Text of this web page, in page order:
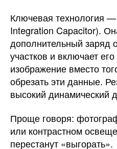
Ключевая технология
Integration Capacitor).
дополнительный заряд
участков и включает
изображение вместо
обрезать эти данные.
высокий динамический
Проще говоря:
или контрастном
перестанут «выгорать».